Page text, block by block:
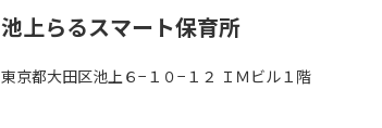
池上らるスマート保育所
東京都大田区池上６−１０−１２ ＩＭビル１階